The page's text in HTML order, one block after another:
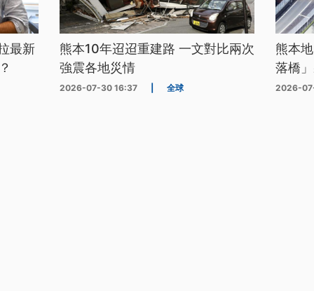
最新
熊本10年迢迢重建路 一文對比兩次
強震各地災情
2026-07-30 16:37 全球
熊本
落橋
2026-